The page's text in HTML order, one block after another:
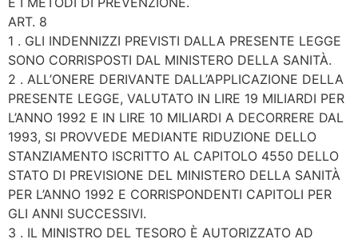
ART. 8
1 . GLI INDENNIZZI PREVISTI DALLA PRESENTE LEGGE
SONO CORRISPOSTI DAL MINISTERO DELLA SANITÀ.
2 . ALL’ONERE DERIVANTE DALL’APPLICAZIONE DELLA
PRESENTE LEGGE, VALUTATO IN LIRE 19 MILIARDI PER
L’ANNO 1992 E IN LIRE 10 MILIARDI A DECORRERE DAL
1993, SI PROVVEDE MEDIANTE RIDUZIONE DELLO
STANZIAMENTO ISCRITTO AL CAPITOLO 4550 DELLO
STATO DI PREVISIONE DEL MINISTERO DELLA SANITÀ
PER L’ANNO 1992 E CORRISPONDENTI CAPITOLI PER
GLI ANNI SUCCESSIVI.
3 . IL MINISTRO DEL TESORO È AUTORIZZATO AD